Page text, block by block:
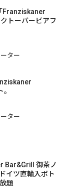
Franziskaner
トーバービアフ
ター
ター
Bar&Grill 御茶ノ
イツ直輸入ボト
題